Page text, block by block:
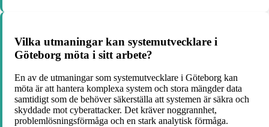
Vilka utmaningar kan systemutvecklare i
Göteborg möta i sitt arbete?
En av de utmaningar som systemutvecklare i Göteborg kan
möta är att hantera komplexa system och stora mängder data
samtidigt som de behöver säkerställa att systemen är säkra och
skyddade mot cyberattacker. Det kräver noggrannhet,
problemlösningsförmåga och en stark analytisk förmåga.